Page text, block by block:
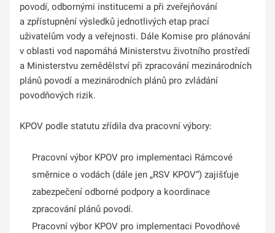
povodí, odbornými institucemi a při zveřejňování
a zpřístupnění výsledků jednotlivých etap prací
uživatelům vody a veřejnosti. Dále Komise pro plánování
v oblasti vod napomáhá Ministerstvu životního prostředí
a Ministerstvu zemědělství při zpracování mezinárodních
plánů povodí a mezinárodních plánů pro zvládání
povodňových rizik.
KPOV podle statutu zřídila dva pracovní výbory:
Pracovní výbor KPOV pro implementaci Rámcové
směrnice o vodách (dále jen „RSV KPOV“) zajišťuje
zabezpečení odborné podpory a koordinace
zpracování plánů povodí.
Pracovní výbor KPOV pro implementaci Povodňové